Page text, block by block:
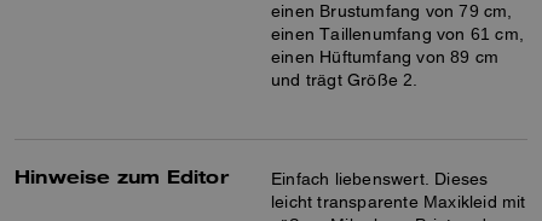
einen Brustumfang von 79 cm,
einen Taillenumfang von 61 cm,
einen Hüftumfang von 89 cm
und trägt Größe 2.
Hinweise zum Editor
Einfach liebenswert. Dieses
leicht transparente Maxikleid mit